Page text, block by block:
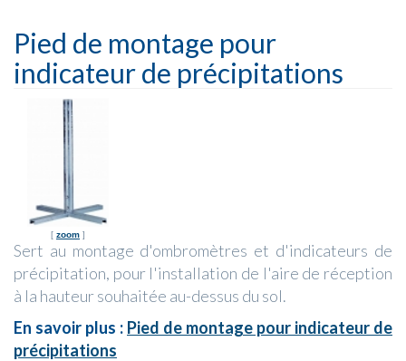
Pied de montage pour
indicateur de précipitations
[ zoom ]
Sert au montage d'ombromètres et d'indicateurs de
précipitation, pour l'installation de l'aire de réception
à la hauteur souhaitée au-dessus du sol.
En savoir plus : Pied de montage pour indicateur de
précipitations